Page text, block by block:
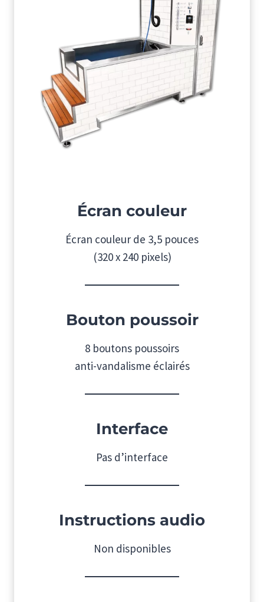
Écran couleur
Écran couleur de 3,5 pouces
(320 x 240 pixels)
Bouton poussoir
8 boutons poussoirs
anti-vandalisme éclairés
Interface
Pas d’interface
Instructions audio
Non disponibles